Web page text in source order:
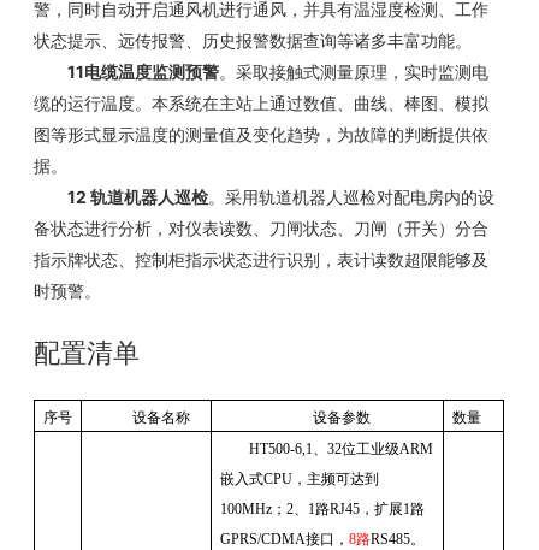
警，同时自动开启通风机进行通风，并具有温湿度检测、工作
状态提示、远传报警、历史报警数据查询等诸多丰富功能。
11电缆温度监测预警。采取接触式测量原理，实时监测电
缆的运行温度。本系统在主站上通过数值、曲线、棒图、模拟
图等形式显示温度的测量值及变化趋势，为故障的判断提供依
据。
12轨道机器人巡检。采用轨道机器人巡检对配电房内的设
备状态进行分析，对仪表读数、刀闸状态、刀闸（开关）分合
指示牌状态、控制柜指示状态进行识别，表计读数超限能够及
时预警。
配置清单
序号 设备名称 设备参数 数量
HT500-6,1、32位工业级ARM
嵌入式CPU ，主频可达到
100MHz ；2、 1路RJ45 ，扩展1路
GPRS/CDMA接口，8路RS485。